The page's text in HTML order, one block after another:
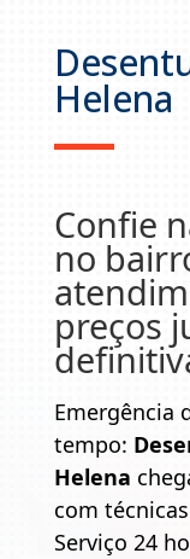
Helena
Confie
no
preços
Emergência
tempo:
Helena
com
Serviço 24